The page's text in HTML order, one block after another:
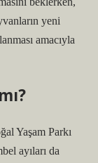
yeni
amacıyla
Yaşam Parkı
ayıları da